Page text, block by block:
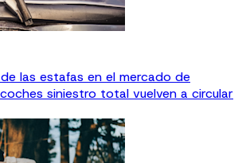
las estafas en el mercado de
siniestro total vuelven a circular